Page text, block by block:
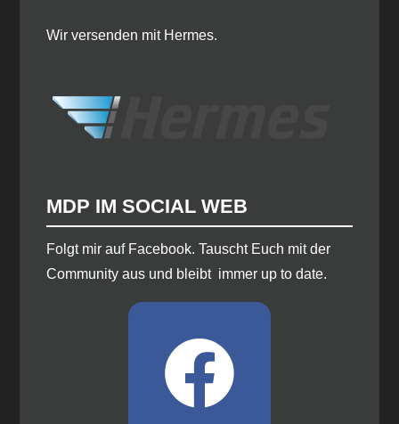
Wir versenden mit Hermes.
MDP IM SOCIAL WEB
​Folgt mir auf Facebook. Tauscht Euch mit der
Community aus und bleibt immer up to date.